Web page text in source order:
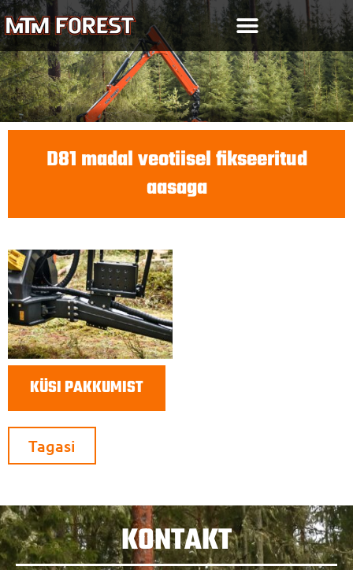
Skip
to
content
D81 madal veotiisel fikseeritud
aasaga
KÜSI PAKKUMIST
Tagasi
KONTAKT